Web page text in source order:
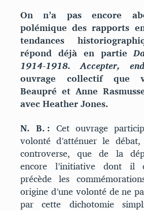
On n’a pas encore
polémique des rapports
tendances
répond déjà en partie
1914-1918. Accepter,
ouvrage collectif que
Beaupré et Anne
avec Heather Jones.
N. B. : Cet ouvrage
volonté d’atténuer le
controverse, que de la
encore l’initiative dont il
précède les
origine d’une volonté de ne
par cette dichotomie